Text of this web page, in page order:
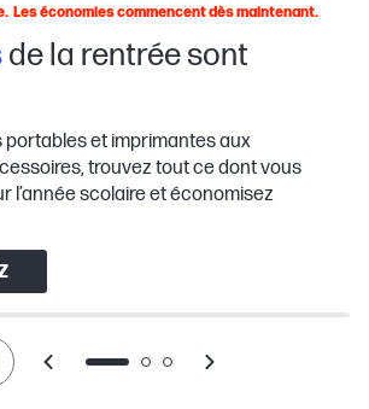
de la rentrée sont
Les économies commencent dès maintenant.
portables et imprimantes aux
trouvez tout ce dont vous
l’année scolaire et économisez